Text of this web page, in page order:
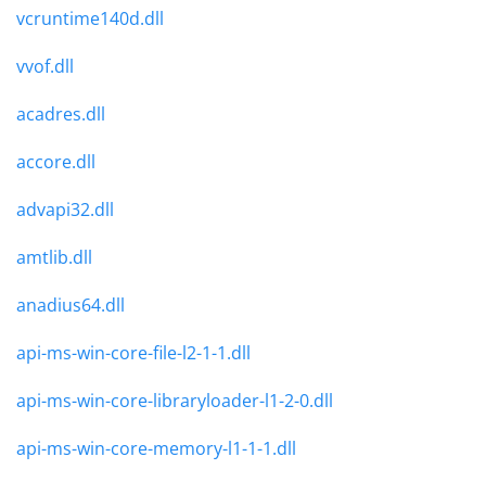
vcruntime140d.dll
vvof.dll
acadres.dll
accore.dll
advapi32.dll
amtlib.dll
anadius64.dll
api-ms-win-core-file-l2-1-1.dll
api-ms-win-core-libraryloader-l1-2-0.dll
api-ms-win-core-memory-l1-1-1.dll